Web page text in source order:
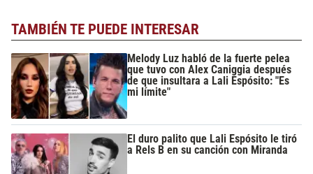
TAMBIÉN TE PUEDE INTERESAR
Melody Luz habló de la fuerte pelea
que tuvo con Alex Caniggia después
de que insultara a Lali Espósito: "Es
mi límite"
El duro palito que Lali Espósito le tiró
a Rels B en su canción con Miranda